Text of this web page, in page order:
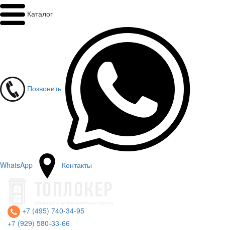
Каталог
Позвонить
WhatsApp Контакты
+7 (495) 740-34-95
+7 (929) 580-33-66